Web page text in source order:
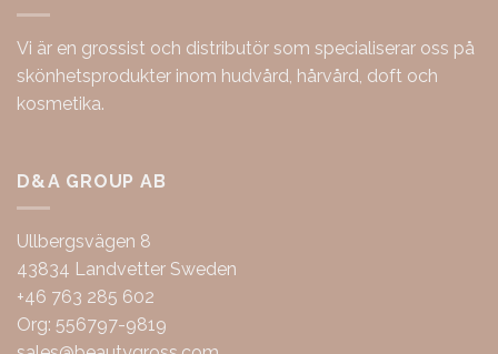
Vi är en grossist och distributör som specialiserar oss på
skönhetsprodukter inom hudvård, hårvård, doft och
kosmetika.
D&A GROUP AB
Ullbergsvägen 8
43834 Landvetter Sweden
+46 763 285 602
Org: 556797-9819